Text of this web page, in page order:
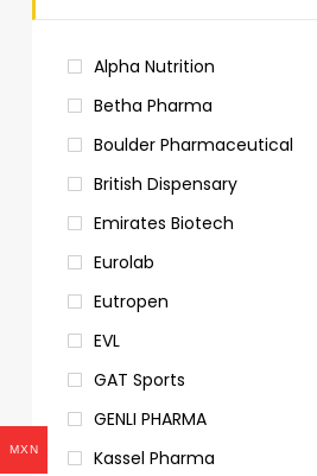
Alpha Nutrition
Betha Pharma
Boulder Pharmaceutical
British Dispensary
Emirates Biotech
Eurolab
Eutropen
EVL
GAT Sports
GENLI PHARMA
Kassel Pharma
MXN